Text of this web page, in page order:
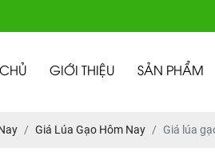
GIỚI THIỆU SẢN PHẨM
Giá Lúa Gạo Hôm Nay Giá lúa